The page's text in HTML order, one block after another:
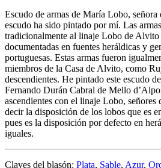
Escudo de armas de María Lobo,
escudo ha sido pintado por mí. Las
tradicionalmente al linaje Lobo de Alvito
documentadas en fuentes heráldicas y
portuguesas. Estas armas fueron
miembros de la Casa de Alvito, como
descendientes. He pintado este escudo
Fernando Durán Cabral de Mello
ascendientes con el linaje Lobo,
decir la disposición de los lobos que es
pues es la disposición por defecto en
iguales.
Claves del blasón: Plata, Sable, Azur,